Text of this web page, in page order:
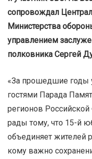
сопровождал
Министерства
управлением
полковника Сергей
«За прошедшие годы
гостями Парада
регионов
рады тому, что 15-й
объединяет жителей
кому важно